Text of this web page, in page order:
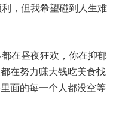
，但我希望碰到人生难
在昼夜狂欢，你在抑郁
在努力赚大钱吃美食找
面的每一个人都没空等